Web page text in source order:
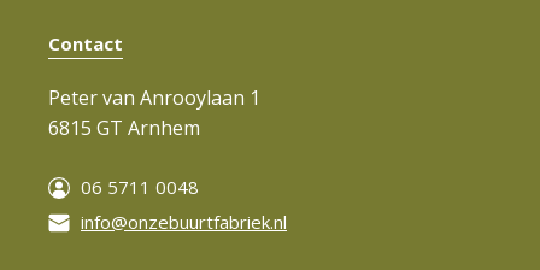
Contact
Peter van Anrooylaan 1
6815 GT Arnhem
06 5711 0048
info@onzebuurtfabriek.nl